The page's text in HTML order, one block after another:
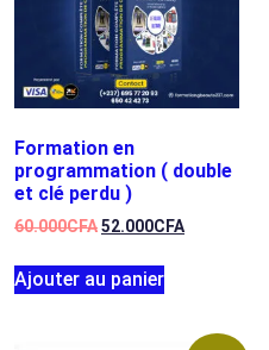
Formation en
programmation ( double
et clé perdu )
60.000CFA52.000CFA
Ajouter au panier